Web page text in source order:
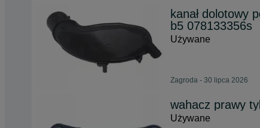
kanał dolotowy
b5 078133356s
Używane
Zagroda - 30 lipca 2026
wahacz prawy
Używane